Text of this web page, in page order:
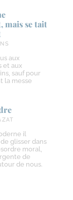
mais se tait
aux
et aux
sauf pour
la messe
il
glisser dans
moral,
de
de nous.